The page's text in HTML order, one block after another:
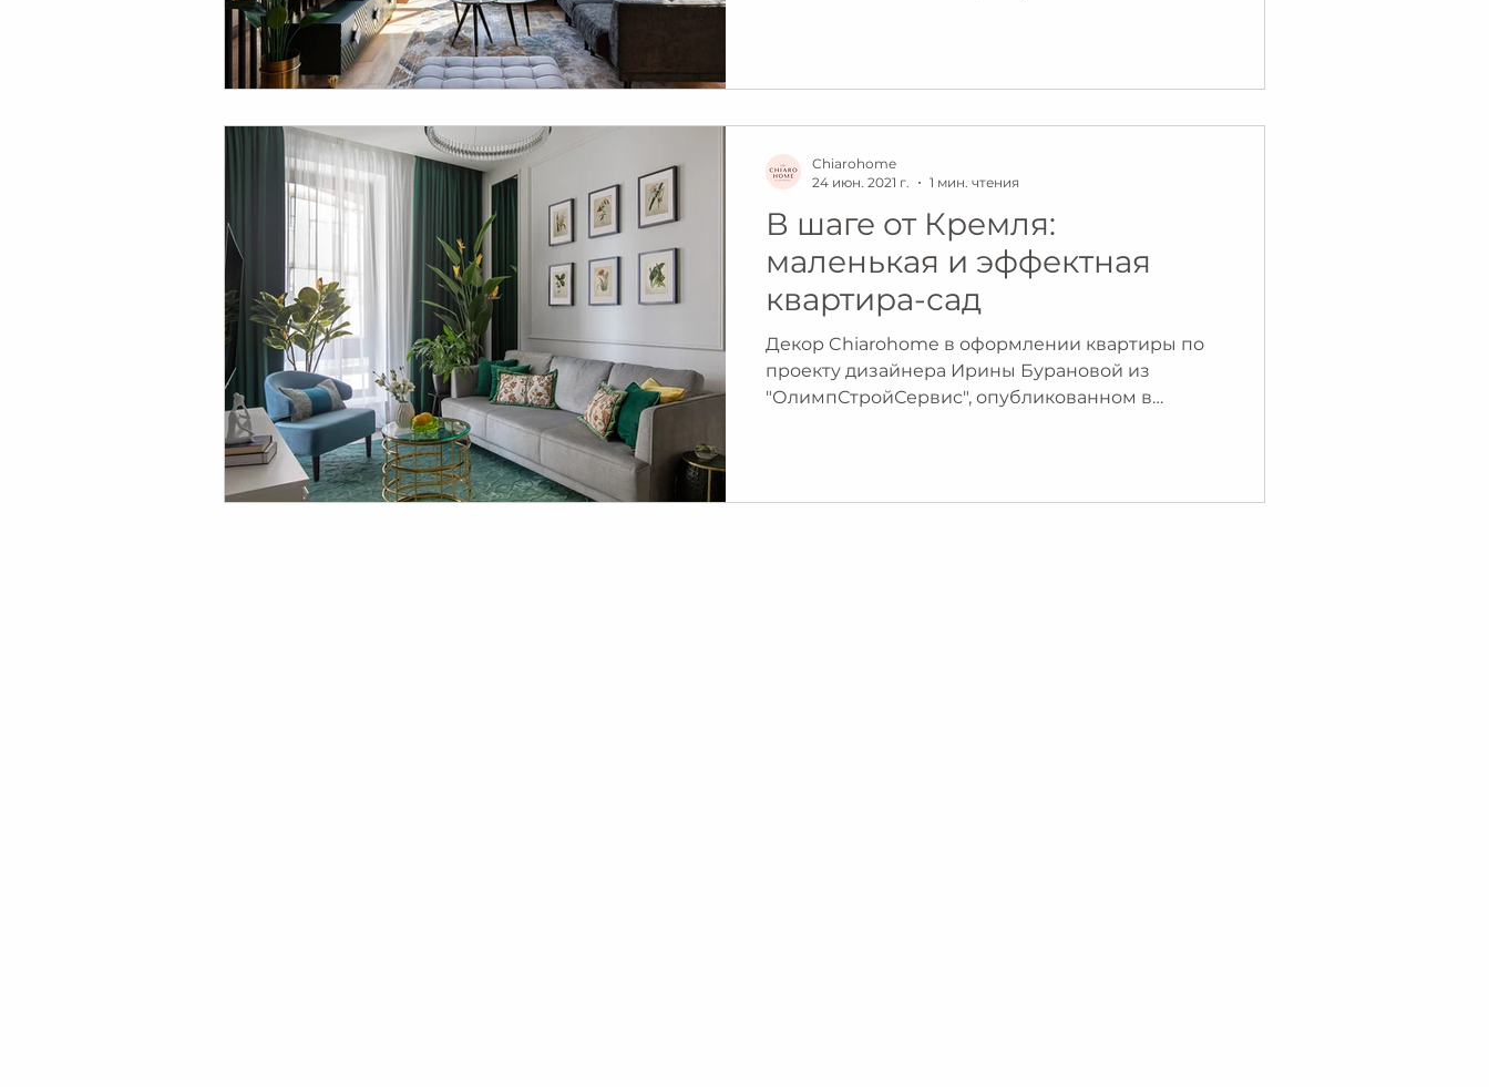
В шаге от Кремля:
маленькая и эффектная
квартира-сад
Декор Chiarohome в оформлении квартиры по
проекту дизайнера Ирины Бурановой из
"ОлимпСтройСервис", опубликованном в
Chiarohome
24 июн. 2021 г.
1 мин. чтения